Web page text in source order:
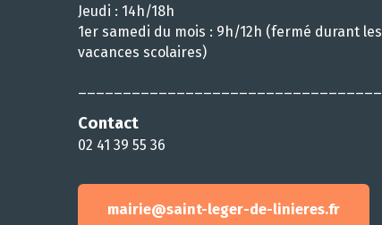
Jeudi : 14h/18h
1er samedi du mois : 9h/12h (fermé durant les
vacances scolaires)
Contact
02 41 39 55 36
mairie@saint-leger-de-linieres.fr